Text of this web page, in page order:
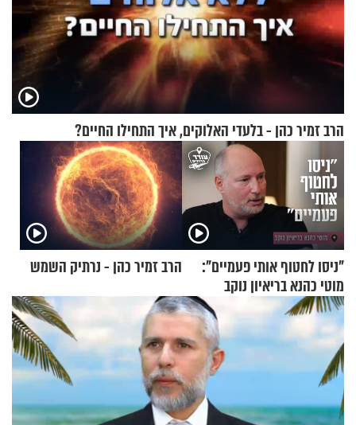
הרב זמיר כהן - בלעדי האלוקים, איך התחילו החיים?
"ניסו לחטוף אותי פעמיים":
מוטי כהנא בריאיון נוקב
הרב זמיר כהן - נרתיק השמש